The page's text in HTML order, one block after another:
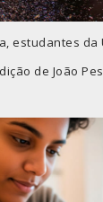
estudantes
de João